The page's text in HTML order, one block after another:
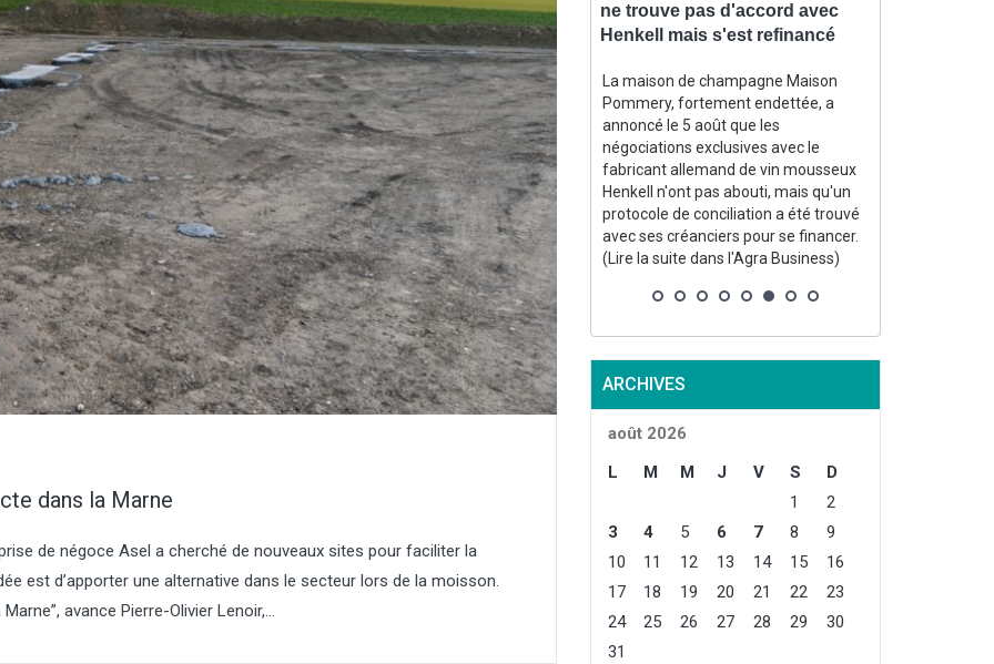
dans la Marne
de négoce Asel a cherché de nouveaux sites pour faciliter la
est d’apporter une alternative dans le secteur lors de la moisson.
avance Pierre-Olivier Lenoir,...
de Jacques Jaouen, ancien
président de la chambre de
Bretagne
Ancien président de la chambre
d’agriculture du Finistère (2001-2019)
et de la chambre régionale de
Bretagne (2007-2019), Jacques
Jaouen est décédé le 4 août, à 66 ans,
« des suites d’une longue maladie »,
apprend-on dans la presse locale.
(Lire la suite dans l'Agra Fil)
l’environnement de l’OFB
bientôt équipés de caméras
piétons
En vertu d’un décret paru au Journal
officiel le 31 juillet, les inspecteurs de
l’environnement de l’OFB peuvent
disposer d’une caméra piéton afin de
« procéder à un enregistrement
audiovisuel de leurs interventions
lorsque se produit ou est susceptible
de se produire un incident ». (Lire la
suite dans l'Agra Fil)
ne trouve pas d'accord avec
Henkell mais s'est refinancé
La maison de champagne Maison
Pommery, fortement endettée, a
annoncé le 5 août que les
négociations exclusives avec le
fabricant allemand de vin mousseux
Henkell n'ont pas abouti, mais qu'un
protocole de conciliation a été trouvé
avec ses créanciers pour se financer.
(Lire la suite dans l'Agra Business)
ARCHIVES
août 2026
L
M M J V S
D
1
2
3
4 5 6 7 8
9
10
11 12 13 14 15
16
17
18 19 20 21 22
23
24
25 26 27 28 29
30
31